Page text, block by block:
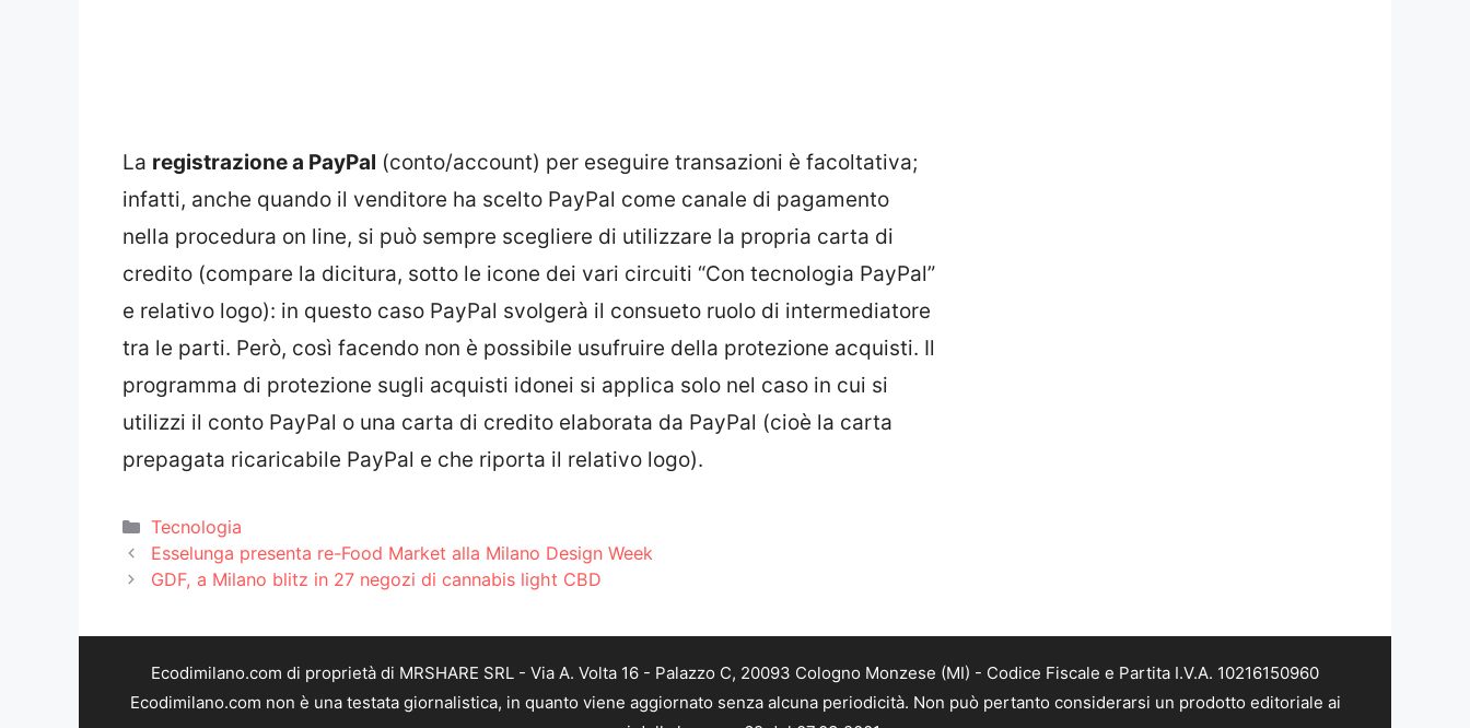
La registrazione a PayPal (conto/account) per eseguire transazioni è facoltativa;
infatti, anche quando il venditore ha scelto PayPal come canale di pagamento
nella procedura on line, si può sempre scegliere di utilizzare la propria carta di
credito (compare la dicitura, sotto le icone dei vari circuiti “Con tecnologia PayPal”
e relativo logo): in questo caso PayPal svolgerà il consueto ruolo di intermediatore
tra le parti. Però, così facendo non è possibile usufruire della protezione acquisti. Il
programma di protezione sugli acquisti idonei si applica solo nel caso in cui si
utilizzi il conto PayPal o una carta di credito elaborata da PayPal (cioè la carta
prepagata ricaricabile PayPal e che riporta il relativo logo).
Categorie
Tecnologia
Esselunga presenta re-Food Market alla Milano Design Week
GDF, a Milano blitz in 27 negozi di cannabis light CBD
Ecodimilano.com di proprietà di MRSHARE SRL - Via A. Volta 16 - Palazzo C, 20093 Cologno Monzese (MI) - Codice Fiscale e Partita I.V.A. 10216150960
Ecodimilano.com non è una testata giornalistica, in quanto viene aggiornato senza alcuna periodicità. Non può pertanto considerarsi un prodotto editoriale ai